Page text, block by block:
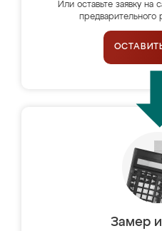
Или оставьте заявку на
предварительного
Замер